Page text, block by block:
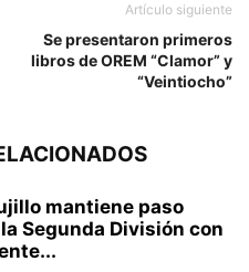
Artículo siguiente
Se presentaron primeros
libros de OREM “Clamor” y
“Veintiocho”
mantiene paso
Segunda División con